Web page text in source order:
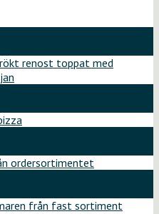
renost toppat med
ordersortimentet
från fast sortiment